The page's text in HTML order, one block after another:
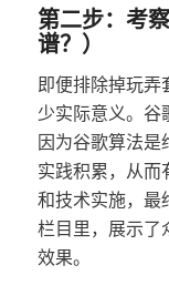
第二步：考
谱？）
即便排除掉玩弄
少实际意义。谷
因为谷歌算法是
实践积累，从而
和技术实施，最
栏目里，展示了
效果。